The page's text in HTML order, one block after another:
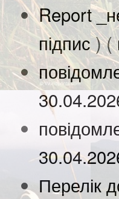
Report
підпис) (
Перелік